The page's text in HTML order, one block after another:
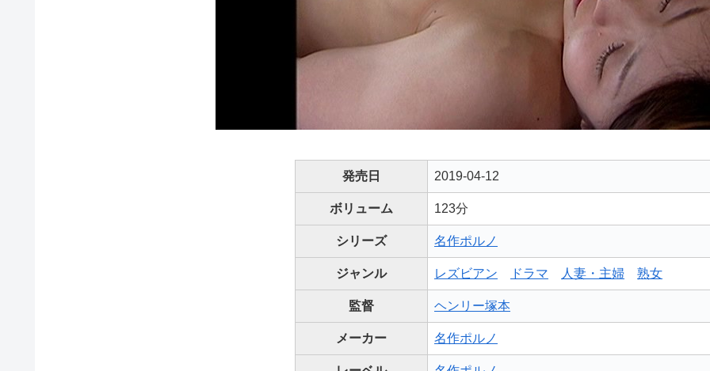
発売日 2019-04-12
ボリューム 123分
シリーズ 名作ポルノ
ジャンル レズビアン ドラマ 人妻・主婦 熟女
監督 ヘンリー塚本
メーカー 名作ポルノ